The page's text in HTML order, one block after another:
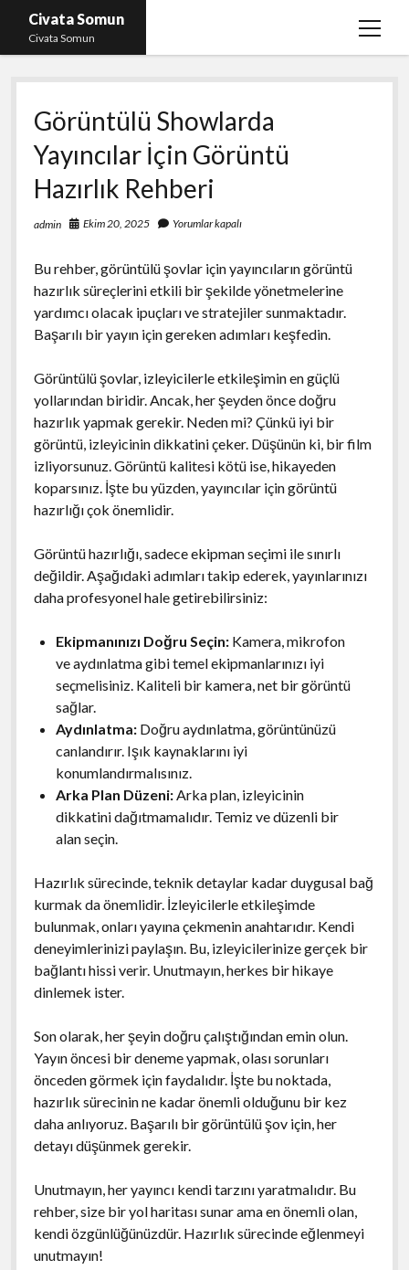
Civata Somun
Civata Somun
menüyü
Liste
Sayfa Listesi
Shorts Beğeni Kasma Parasız
Ücretsiz En İyi Instagram Beğeni Hilesi
Youtube Dislike Yükleme Ücretsiz
Görüntülü Showlarda
Yayıncılar İçin Görüntü
Hazırlık Rehberi
admin Ekim 20, 2025 Yorumlar kapalı
Bu rehber, görüntülü şovlar için yayıncıların görüntü
hazırlık süreçlerini etkili bir şekilde yönetmelerine
yardımcı olacak ipuçları ve stratejiler sunmaktadır.
Başarılı bir yayın için gereken adımları keşfedin.
Görüntülü şovlar, izleyicilerle etkileşimin en güçlü
yollarından biridir. Ancak, her şeyden önce doğru
hazırlık yapmak gerekir. Neden mi? Çünkü iyi bir
görüntü, izleyicinin dikkatini çeker. Düşünün ki, bir film
izliyorsunuz. Görüntü kalitesi kötü ise, hikayeden
koparsınız. İşte bu yüzden, yayıncılar için görüntü
hazırlığı çok önemlidir.
Görüntü hazırlığı, sadece ekipman seçimi ile sınırlı
değildir. Aşağıdaki adımları takip ederek, yayınlarınızı
daha profesyonel hale getirebilirsiniz:
Ekipmanınızı Doğru Seçin:Kamera, mikrofon
ve aydınlatma gibi temel ekipmanlarınızı iyi
seçmelisiniz. Kaliteli bir kamera, net bir görüntü
sağlar.
Aydınlatma:Doğru aydınlatma, görüntünüzü
canlandırır. Işık kaynaklarını iyi
konumlandırmalısınız.
Arka Plan Düzeni:Arka plan, izleyicinin
dikkatini dağıtmamalıdır. Temiz ve düzenli bir
alan seçin.
Hazırlık sürecinde, teknik detaylar kadar duygusal bağ
kurmak da önemlidir. İzleyicilerle etkileşimde
bulunmak, onları yayına çekmenin anahtarıdır. Kendi
deneyimlerinizi paylaşın. Bu, izleyicilerinize gerçek bir
bağlantı hissi verir. Unutmayın, herkes bir hikaye
dinlemek ister.
Son olarak, her şeyin doğru çalıştığından emin olun.
Yayın öncesi bir deneme yapmak, olası sorunları
önceden görmek için faydalıdır. İşte bu noktada,
hazırlık sürecinin ne kadar önemli olduğunu bir kez
daha anlıyoruz. Başarılı bir görüntülü şov için, her
detayı düşünmek gerekir.
Unutmayın, her yayıncı kendi tarzını yaratmalıdır. Bu
rehber, size bir yol haritası sunar ama en önemli olan,
kendi özgünlüğünüzdür. Hazırlık sürecinde eğlenmeyi
unutmayın!